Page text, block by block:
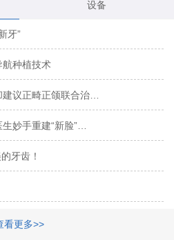
黄启龙
林芳诚
姜炳华
梁春晓
颜晶
商晔
设备
牙”
航种植技术
议正畸正颌联合治…
妙手重建“新脸”…
牙齿！
看更多>>